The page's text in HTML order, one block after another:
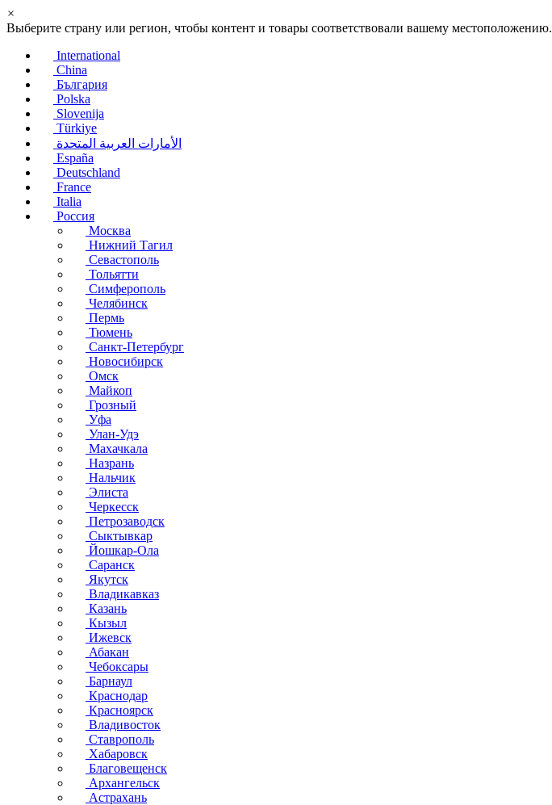
×
Выберите страну или регион, чтобы контент и товары соответствовали вашему местоположению.
International
China
България
Polska
Slovenija
Türkiye
الأمارات العربية المتحدة
España
Deutschland
France
Italia
Россия
Москва
Нижний Тагил
Севастополь
Тольятти
Симферополь
Челябинск
Пермь
Тюмень
Санкт-Петербург
Новосибирск
Омск
Майкоп
Грозный
Уфа
Улан-Удэ
Махачкала
Назрань
Нальчик
Элиста
Черкесск
Петрозаводск
Сыктывкар
Йошкар-Ола
Саранск
Якутск
Владикавказ
Казань
Кызыл
Ижевск
Абакан
Чебоксары
Барнаул
Краснодар
Красноярск
Владивосток
Ставрополь
Хабаровск
Благовещенск
Архангельск
Астрахань